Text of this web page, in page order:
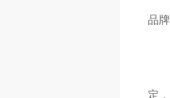
品牌
定